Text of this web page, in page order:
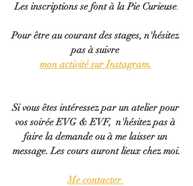
Les inscriptions se font à la Pie Curieuse​.
Pour être au courant des stages, n'hésitez
pas à suivre
mon activité sur Instagram.
Si vous êtes intéressez par un atelier pour
vos soirée EVG & EVF,  n'hésitez pas à
faire la demande ou à me laisser un
message. Les cours auront lieux chez moi.
Me contacter